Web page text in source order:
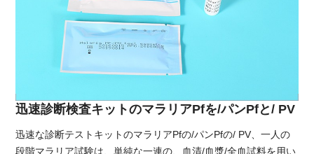
迅速診断検査キットのマラリアPfを/パンPfと/ PV
迅速な診断テストキットのマラリアPfの/パンPfの/ PV、一人の
段階マラリア試験は、単純な一連の、血清/血漿/全血試料を用い